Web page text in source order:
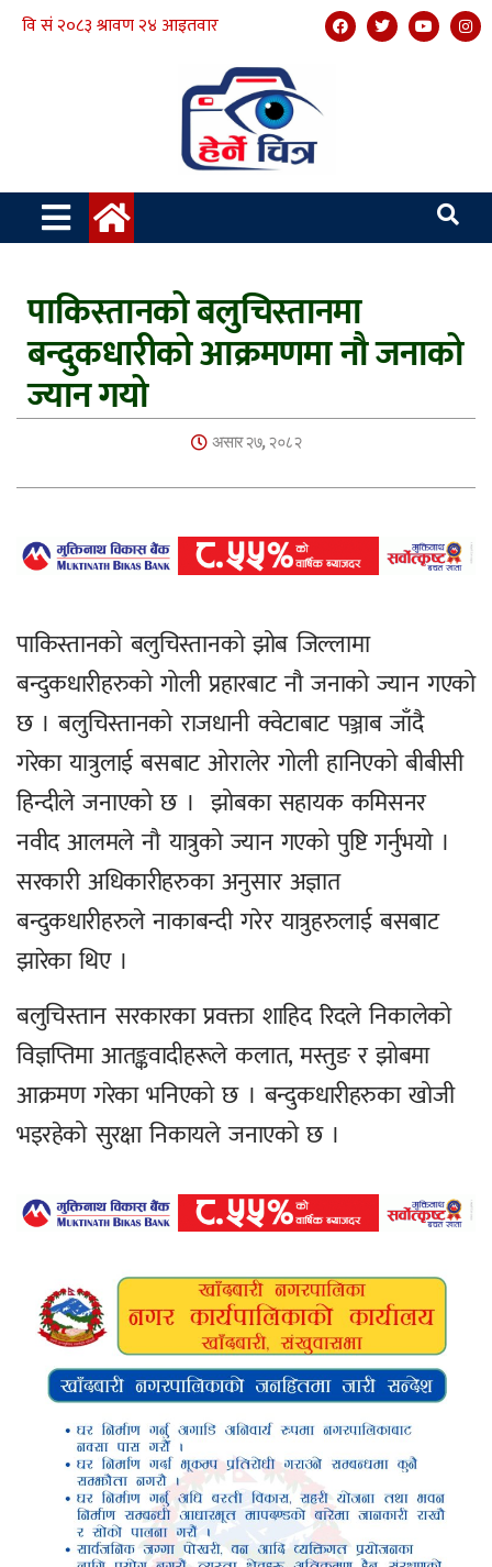
पाकिस्तानको बलुचिस्तानमा
बन्दुकधारीको आक्रमणमा नौ जनाको
ज्यान गयो
असार २७, २०८२
पाकिस्तानको बलुचिस्तानको झोब जिल्लामा
बन्दुकधारीहरुको गोली प्रहारबाट नौ जनाको ज्यान गएको
छ । बलुचिस्तानको राजधानी क्वेटाबाट पञ्जाब जाँदै
गरेका यात्रुलाई बसबाट ओरालेर गोली हानिएको बीबीसी
हिन्दीले जनाएको छ । झोबका सहायक कमिसनर
नवीद आलमले नौ यात्रुको ज्यान गएको पुष्टि गर्नुभयो ।
सरकारी अधिकारीहरुका अनुसार अज्ञात
बन्दुकधारीहरुले नाकाबन्दी गरेर यात्रुहरुलाई बसबाट
झारेका थिए ।
बलुचिस्तान सरकारका प्रवक्ता शाहिद रिदले निकालेको
विज्ञप्तिमा आतङ्कवादीहरूले कलात, मस्तुङ र झोबमा
आक्रमण गरेका भनिएको छ । बन्दुकधारीहरुका खोजी
भइरहेको सुरक्षा निकायले जनाएको छ ।